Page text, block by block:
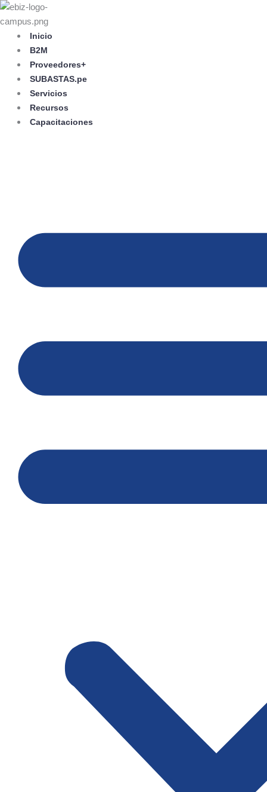
Skip
to
content
Inicio
B2M
Proveedores+
SUBASTAS.pe
Servicios
Recursos
Capacitaciones